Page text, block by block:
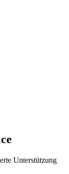
Unterstützung